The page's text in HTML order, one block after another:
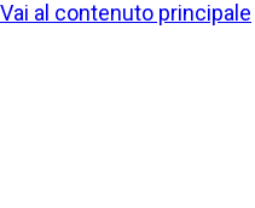
Vai al contenuto principale